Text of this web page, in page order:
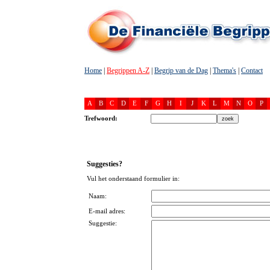
Home Begrippen A-Z Begrip van de Dag Thema's Contact
A B C D E F G H I J K L M N O P
Trefwoord:
Suggesties?
Vul het onderstaand formulier in:
Naam:
E-mail adres:
Suggestie: